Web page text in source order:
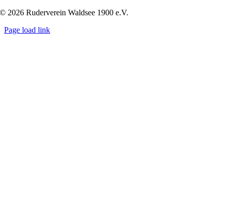
© 2026 Ruderverein Waldsee 1900 e.V.
Page load link